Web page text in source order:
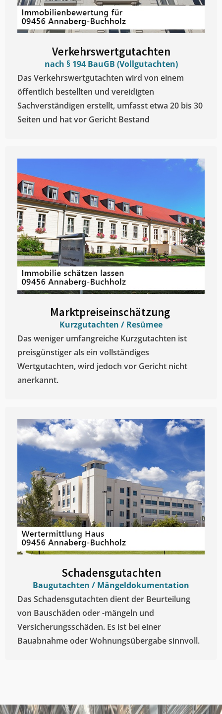
Verkehrswertgutachten
nach § 194 BauGB (Vollgutachten)
Das Verkehrswertgutachten wird von einem
öffentlich bestellten und vereidigten
Sachverständigen erstellt, umfasst etwa 20 bis 30
Seiten und hat vor Gericht Bestand
Marktpreiseinschätzung ​
Kurzgutachten / Resümee
Das weniger umfangreiche Kurzgutachten ist
preisgünstiger als ein vollständiges
Wertgutachten, wird jedoch vor Gericht nicht
anerkannt.
Schadensgutachten
Baugutachten / Mängeldokumentation
Das Schadensgutachten dient der Beurteilung
von Bauschäden oder -mängeln und
Versicherungsschäden. Es ist bei einer
Bauabnahme oder Wohnungsübergabe sinnvoll.